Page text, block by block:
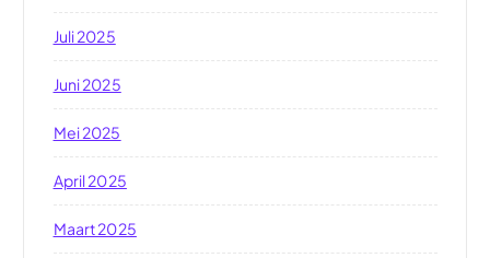
Juli 2025
Juni 2025
Mei 2025
April 2025
Maart 2025